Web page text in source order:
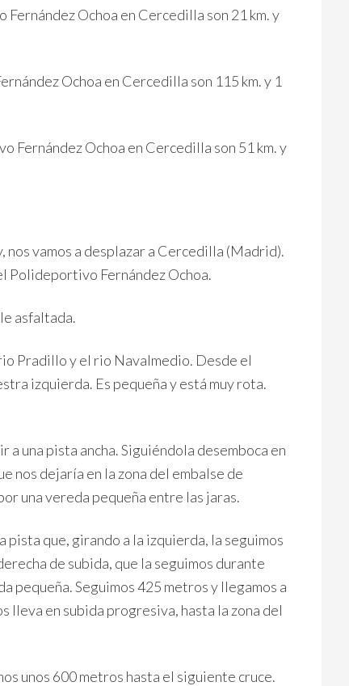
Ochoa en Cercedilla son 21 km. y
Ochoa en Cercedilla son 115 km. y 1
Ochoa en Cercedilla son 51 km. y
vamos a desplazar a Cercedilla (Madrid).
Polideportivo Fernández Ochoa.
asfaltada.
Pradillo y el rio Navalmedio. Desde el
izquierda. Es pequeña y está muy rota.
a una pista ancha. Siguiéndola desemboca en
nos dejaría en la zona del embalse de
una vereda pequeña entre las jaras.
que, girando a la izquierda, la seguimos
de subida, que la seguimos durante
pequeña. Seguimos 425 metros y llegamos a
lleva en subida progresiva, hasta la zona del
unos 600 metros hasta el siguiente cruce.